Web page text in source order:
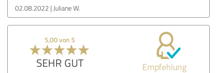
02.08.2022 Juliane W.
5,00 von 5
SEHR GUT Empfehlung